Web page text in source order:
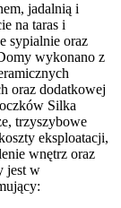
jadalnią i
na taras i
sypialnie oraz
wykonano z
oraz dodatkowej
Silka
trzyszybowe
eksploatacji,
wnętrz oraz
jest w